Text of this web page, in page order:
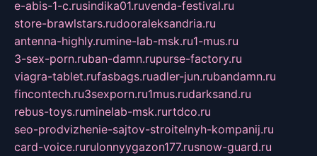
e-abis-1-c.rusindika01.ruvenda-festival.ru
store-brawlstars.rudooraleksandria.ru
antenna-highly.rumine-lab-msk.ru1-mus.ru
3-sex-porn.ruban-damn.rupurse-factory.ru
viagra-tablet.rufasbags.ruadler-jun.rubandamn.ru
fincontech.ru3sexporn.ru1mus.rudarksand.ru
rebus-toys.ruminelab-msk.rurtdco.ru
seo-prodvizhenie-sajtov-stroitelnyh-kompanij.ru
card-voice.rurulonnyygazon177.rusnow-guard.ru